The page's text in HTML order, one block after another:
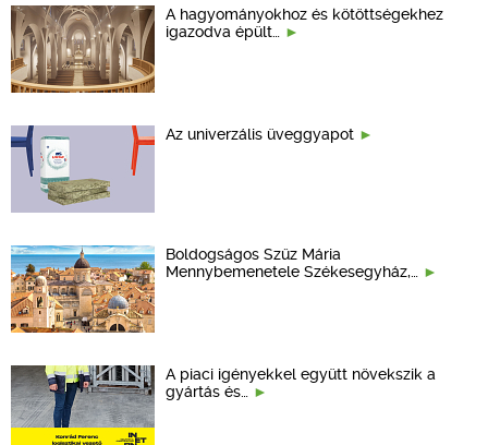
A hagyományokhoz és kötöttségekhez
igazodva épült…
Az univerzális üveggyapot
Boldogságos Szűz Mária
Mennybemenetele Székesegyház,…
A piaci igényekkel együtt növekszik a
gyártás és…